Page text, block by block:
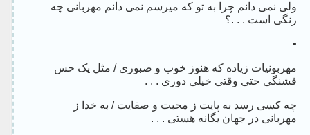
ولی نمی دانم چرا به تو که میرسم نمی دانم مهربانی چه
رنگی است . . .؟
•
مهربونیات زیاده که هنوز خوب و صبوری / مثل یک حس
قشنگی حتی وقتی خیلی دوری . . .
چه کسی رسد به پایت ز محبت و صفایت / به خدا ز
مهربانی در جهان یگانه هستی . . .